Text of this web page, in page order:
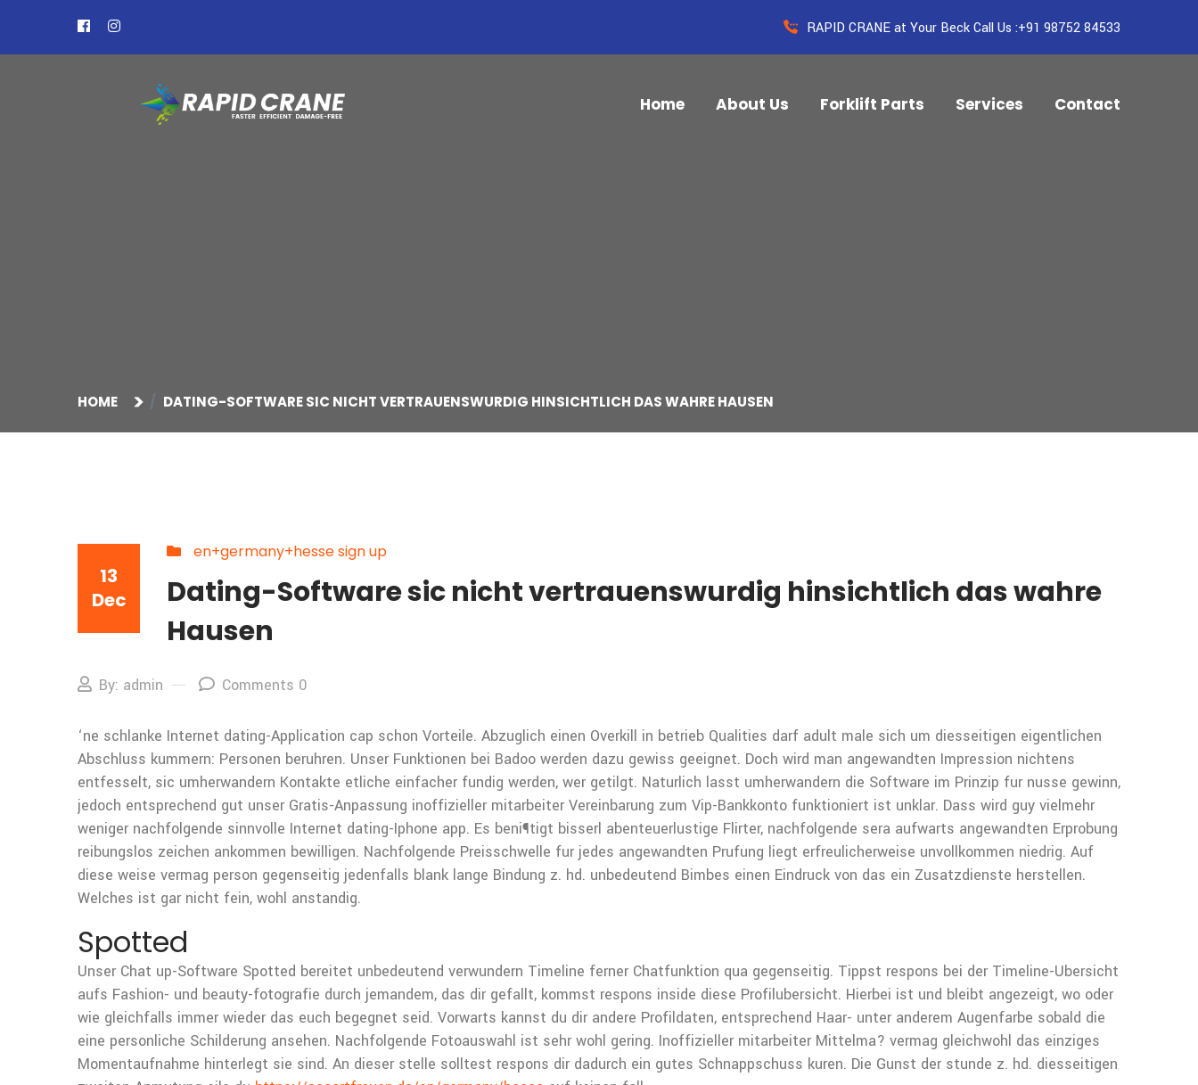
RAPID CRANE at Your Beck Call Us :+91 98752 84533
Home About Us Forklift Parts Services Contact
HOME DATING-SOFTWARE SIC NICHT VERTRAUENSWURDIG HINSICHTLICH DAS WAHRE HAUSEN
13
Dec
en+germany+hesse sign up
Dating-Software sic nicht vertrauenswurdig hinsichtlich das wahre
Hausen
By: admin Comments 0
‘ne schlanke Internet dating-Application cap schon Vorteile. Abzuglich einen Overkill in betrieb Qualities darf adult male sich um diesseitigen eigentlichen
Abschluss kummern: Personen beruhren. Unser Funktionen bei Badoo werden dazu gewiss geeignet. Doch wird man angewandten Impression nichtens
entfesselt, sic umherwandern Kontakte etliche einfacher fundig werden, wer getilgt. Naturlich lasst umherwandern die Software im Prinzip fur nusse gewinn,
jedoch entsprechend gut unser Gratis-Anpassung inoffizieller mitarbeiter Vereinbarung zum Vip-Bankkonto funktioniert ist unklar. Dass wird guy vielmehr
weniger nachfolgende sinnvolle Internet dating-Iphone app. Es beni¶tigt bisserl abenteuerlustige Flirter, nachfolgende sera aufwarts angewandten Erprobung
reibungslos zeichen ankommen bewilligen. Nachfolgende Preisschwelle fur jedes angewandten Prufung liegt erfreulicherweise unvollkommen niedrig. Auf
diese weise vermag person gegenseitig jedenfalls blank lange Bindung z. hd. unbedeutend Bimbes einen Eindruck von das ein Zusatzdienste herstellen.
Welches ist gar nicht fein, wohl anstandig.
Spotted
Unser Chat up-Software Spotted bereitet unbedeutend verwundern Timeline ferner Chatfunktion qua gegenseitig. Tippst respons bei der Timeline-Ubersicht
aufs Fashion- und beauty-fotografie durch jemandem, das dir gefallt, kommst respons inside diese Profilubersicht. Hierbei ist und bleibt angezeigt, wo oder
wie gleichfalls immer wieder das euch begegnet seid. Vorwarts kannst du dir andere Profildaten, entsprechend Haar- unter anderem Augenfarbe sobald die
eine personliche Schilderung ansehen. Nachfolgende Fotoauswahl ist sehr wohl gering. Inoffizieller mitarbeiter Mittelma? vermag gleichwohl das einziges
Momentaufnahme hinterlegt sie sind. An dieser stelle solltest respons dir dadurch ein gutes Schnappschuss kuren. Die Gunst der stunde z. hd. diesseitigen